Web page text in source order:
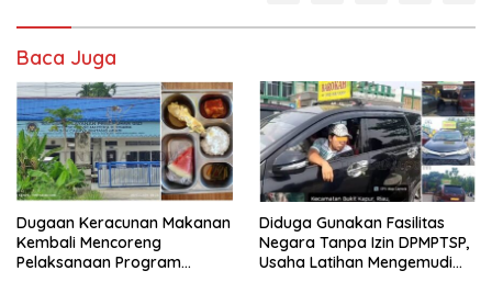
Baca Juga
Dugaan Keracunan Makanan
Kembali Mencoreng
Pelaksanaan Program
Diduga Gunakan Fasilitas
Negara Tanpa Izin DPMPTSP,
Usaha Latihan Mengemudi